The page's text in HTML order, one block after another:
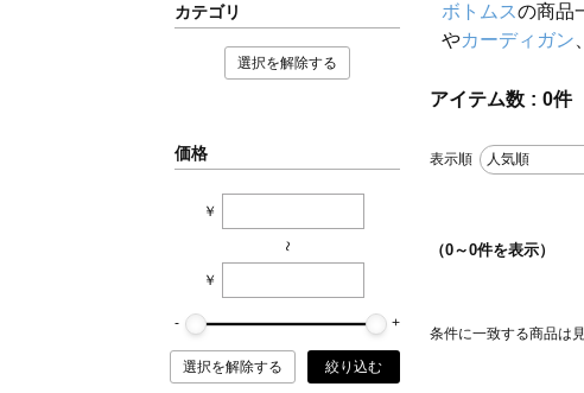
カテゴリ
選択を解除する
価格
￥
~
￥
選択を解除する 絞り込む
ボトムスの商品
やカーディガン
アイテム数 0件
表示順 人気順
（0～0件を表示）
条件に一致する商品は